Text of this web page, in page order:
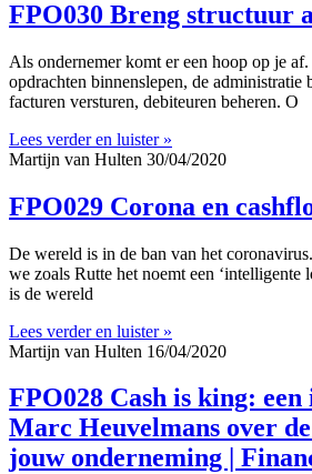
FPO030 Breng structuur
Als ondernemer komt er een hoop op je
opdrachten binnenslepen, de administratie
facturen versturen, debiteuren beheren. O
Lees verder en luister »
Martijn van Hulten 30/04/2020
FPO029 Corona en
De wereld is in de ban van het
we zoals Rutte het noemt een ‘intelligente
is de wereld
Lees verder en luister »
Martijn van Hulten 16/04/2020
FPO028 Cash is king:
Marc Heuvelmans over
jouw onderneming |